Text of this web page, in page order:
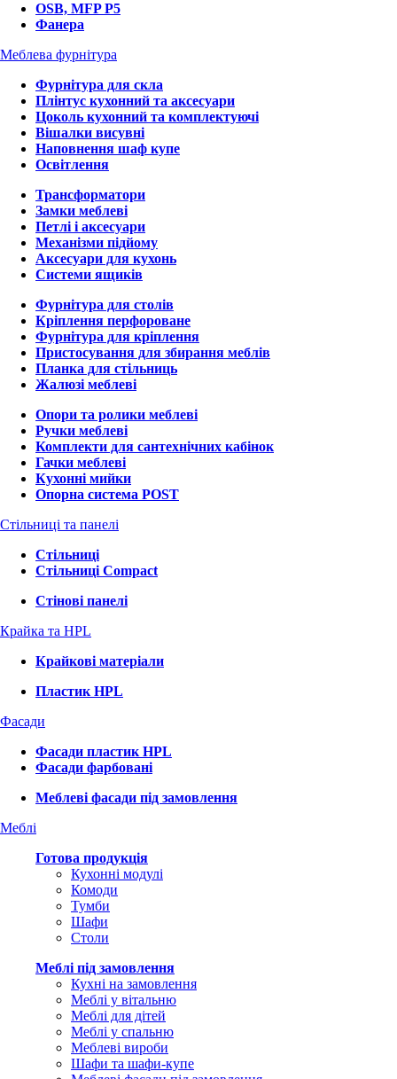
OSB, MFP P5
Фанера
Меблева фурнітура
Фурнітура для скла
Плінтус кухонний та аксесуари
Цоколь кухонний та комплектуючі
Вішалки висувні
Наповнення шаф купе
Освітлення
Трансформатори
Замки меблеві
Петлі і аксесуари
Механізми підйому
Аксесуари для кухонь
Системи ящиків
Фурнітура для столів
Кріплення перфороване
Фурнітура для кріплення
Пристосування для збирання меблів
Планка для стільниць
Жалюзі меблеві
Опори та ролики меблеві
Ручки меблеві
Комплекти для сантехнічних кабінок
Гачки меблеві
Кухонні мийки
Опорна система POST
Стільниці та панелі
Стільниці
Стільниці Compact
Стінові панелі
Крайка та HPL
Крайкові матеріали
Пластик HPL
Фасади
Фасади пластик HPL
Фасади фарбовані
Меблеві фасади під замовлення
Меблі
Готова продукція
Кухонні модулі
Комоди
Тумби
Шафи
Столи
Меблі під замовлення
Кухні на замовлення
Меблі у вітальню
Меблі для дітей
Меблі у спальню
Меблеві вироби
Шафи та шафи-купе